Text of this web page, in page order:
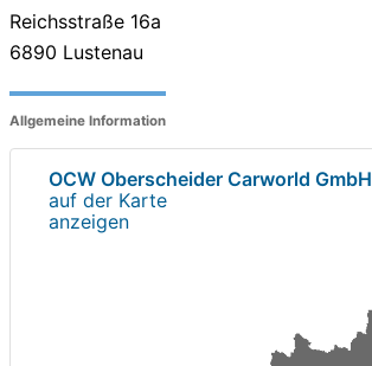
Reichsstraße 16a
6890 Lustenau
Allgemeine Information
OCW Oberscheider Carworld GmbH
auf der Karte
anzeigen